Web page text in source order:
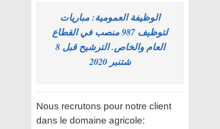
الوظيفة العمومية: مباريات
لتوظيف 987 منصب في القطاع
العام والخاص. الترشيح قبل 8
شتنبر 2020
Nous recrutons pour notre client
dans le domaine agricole: